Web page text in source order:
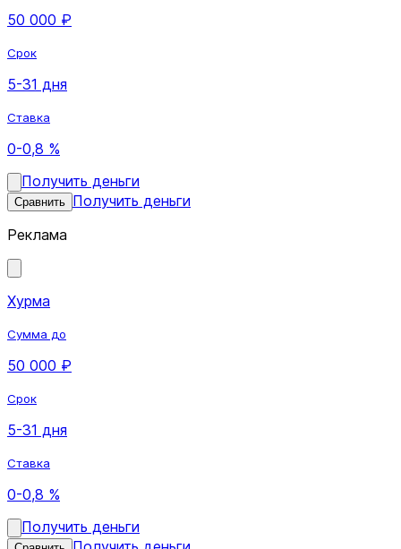
50 000 ₽
Срок
5-31 дня
Ставка
0-0,8 %
Получить деньги
Сравнить Получить деньги
Реклама
Хурма
Сумма до
50 000 ₽
Срок
5-31 дня
Ставка
0-0,8 %
Получить деньги